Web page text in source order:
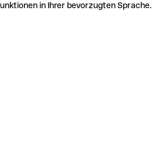
in Ihrer bevorzugten Sprache.